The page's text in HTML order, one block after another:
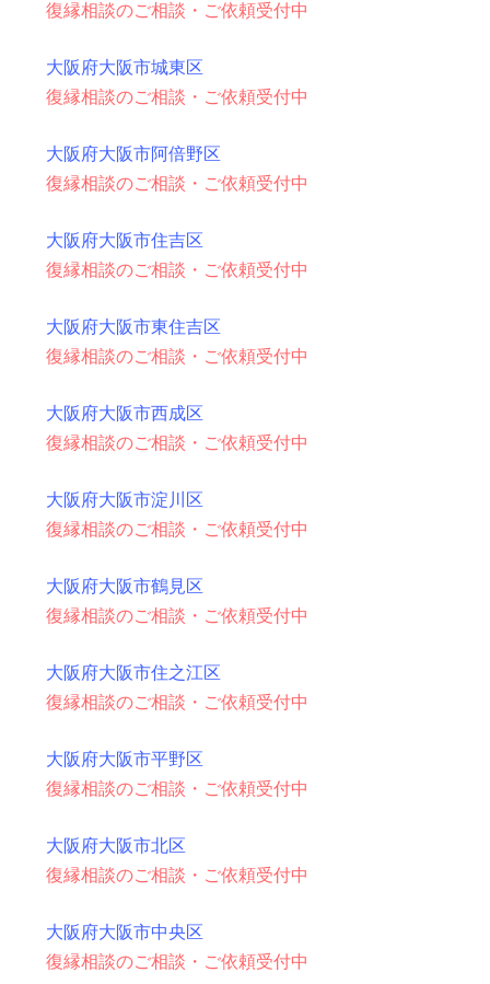
復縁相談のご相談・ご依頼受付中
大阪府大阪市城東区
復縁相談のご相談・ご依頼受付中
大阪府大阪市阿倍野区
復縁相談のご相談・ご依頼受付中
大阪府大阪市住吉区
復縁相談のご相談・ご依頼受付中
大阪府大阪市東住吉区
復縁相談のご相談・ご依頼受付中
大阪府大阪市西成区
復縁相談のご相談・ご依頼受付中
大阪府大阪市淀川区
復縁相談のご相談・ご依頼受付中
大阪府大阪市鶴見区
復縁相談のご相談・ご依頼受付中
大阪府大阪市住之江区
復縁相談のご相談・ご依頼受付中
大阪府大阪市平野区
復縁相談のご相談・ご依頼受付中
大阪府大阪市北区
復縁相談のご相談・ご依頼受付中
大阪府大阪市中央区
復縁相談のご相談・ご依頼受付中